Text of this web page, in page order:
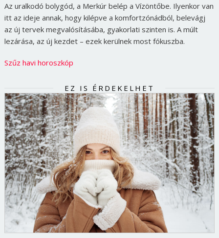
Az uralkodó bolygód, a Merkúr belép a Vízöntőbe. Ilyenkor van
itt az ideje annak, hogy kilépve a komfortzónádból, belevágj
az új tervek megvalósításába, gyakorlati szinten is. A múlt
lezárása, az új kezdet – ezek kerülnek most fókuszba.
Szűz havi horoszkóp
EZ IS ÉRDEKELHET